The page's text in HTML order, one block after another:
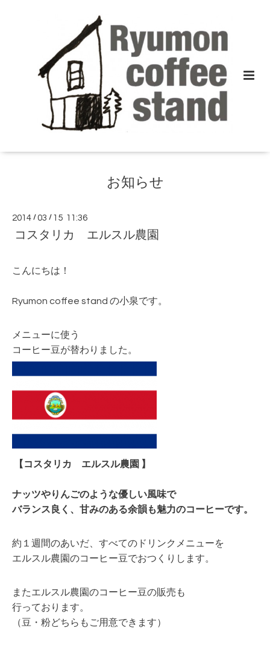
お知らせ
2014 /03 / 15 11:36
コスタリカ エルスル農園
こんにちは！
Ryumon coffee stand の小泉です。
メニューに使う
コーヒー豆が替わりました。
【コスタリカ エルスル農園 】
ナッツやりんごのような優しい風味で
バランス良く、甘みのある余韻も魅力のコーヒーです。
約１週間のあいだ、すべてのドリンクメニューを
エルスル農園のコーヒー豆でおつくりします。
またエルスル農園のコーヒー豆の販売も
行っております。
（豆・粉どちらもご用意できます）